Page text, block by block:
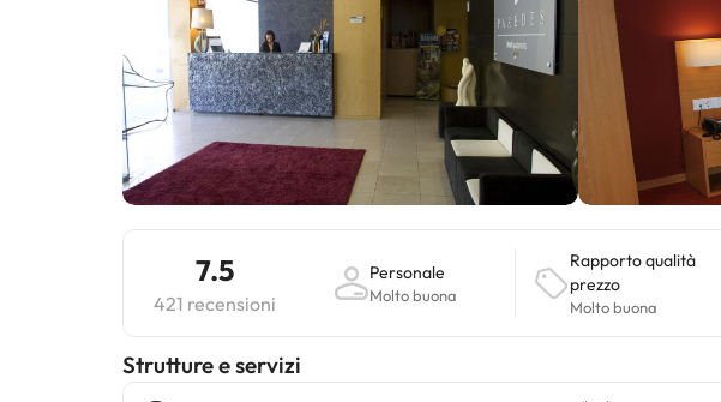
7.5
421 recensioni
Personale
Molto buona
Rapporto qualità
prezzo
Molto buona
​Strutture e servizi